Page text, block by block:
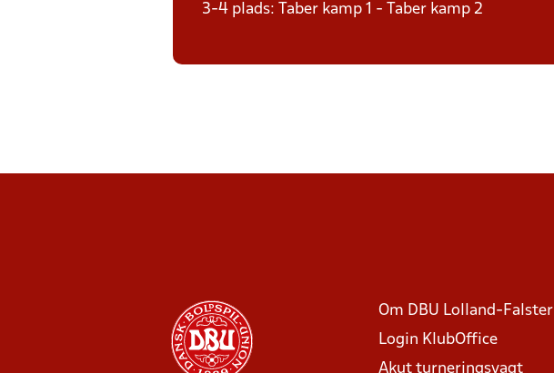
3-4 plads: Taber kamp 1 - Taber kamp 2
Om DBU Lolland-Falster
Login KlubOffice
Akut turneringsvagt